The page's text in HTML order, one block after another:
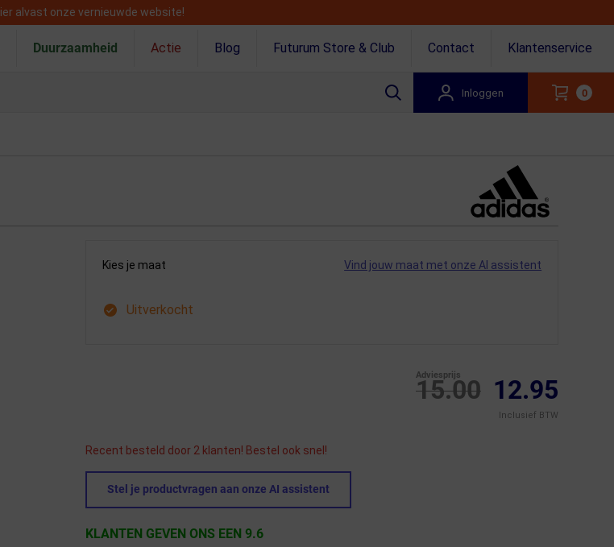
alvast onze vernieuwde website!
Duurzaamheid Actie Blog Futurum Store & Club Contact Klantenservice
Inloggen 0
Kies je maat Vind jouw maat met onze AI assistent
Uitverkocht
15.00
Adviesprijs 12.95
Inclusief BTW
Recent besteld door 2 klanten! Bestel ook snel!
Stel je productvragen aan onze AI assistent
KLANTEN GEVEN ONS EEN 9.6